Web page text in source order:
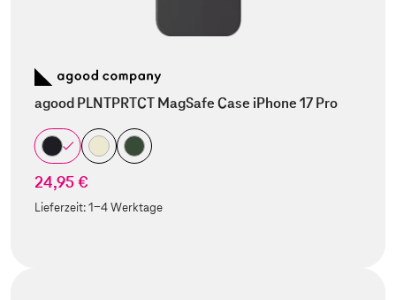
agood PLNTPRTCT MagSafe Case iPhone 17 Pro
24,95 €
Lieferzeit:1-4 Werktage